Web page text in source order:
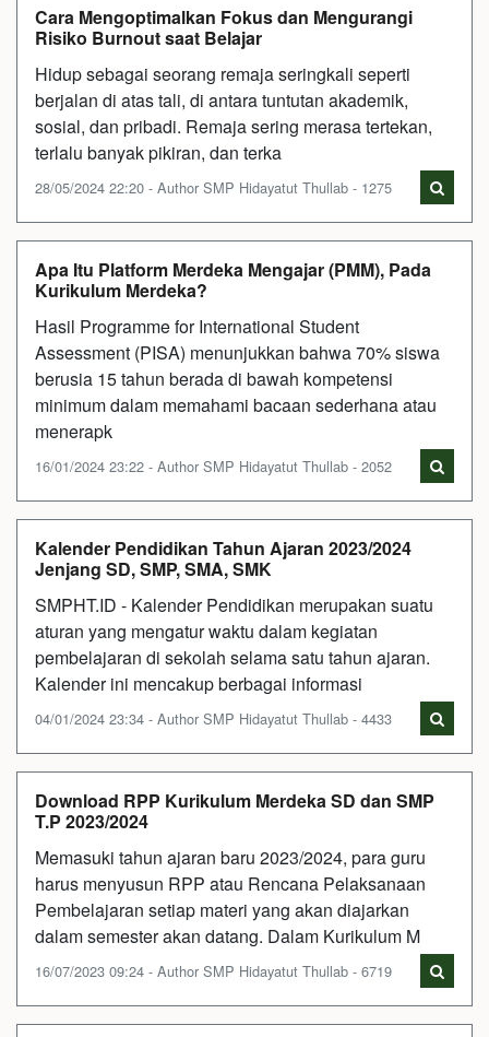
Cara Mengoptimalkan Fokus dan Mengurangi
Risiko Burnout saat Belajar
Hidup sebagai seorang remaja seringkali seperti
berjalan di atas tali, di antara tuntutan akademik,
sosial, dan pribadi. Remaja sering merasa tertekan,
terlalu banyak pikiran, dan terka
28/05/2024 22:20 - Author SMP Hidayatut Thullab - 1275
Apa Itu Platform Merdeka Mengajar (PMM), Pada
Kurikulum Merdeka?
Hasil Programme for International Student
Assessment (PISA) menunjukkan bahwa 70% siswa
berusia 15 tahun berada di bawah kompetensi
minimum dalam memahami bacaan sederhana atau
menerapk
16/01/2024 23:22 - Author SMP Hidayatut Thullab - 2052
Kalender Pendidikan Tahun Ajaran 2023/2024
Jenjang SD, SMP, SMA, SMK
SMPHT.ID - Kalender Pendidikan merupakan suatu
aturan yang mengatur waktu dalam kegiatan
pembelajaran di sekolah selama satu tahun ajaran.
Kalender ini mencakup berbagai informasi
04/01/2024 23:34 - Author SMP Hidayatut Thullab - 4433
Download RPP Kurikulum Merdeka SD dan SMP
T.P 2023/2024
Memasuki tahun ajaran baru 2023/2024, para guru
harus menyusun RPP atau Rencana Pelaksanaan
Pembelajaran setiap materi yang akan diajarkan
dalam semester akan datang. Dalam Kurikulum M
16/07/2023 09:24 - Author SMP Hidayatut Thullab - 6719